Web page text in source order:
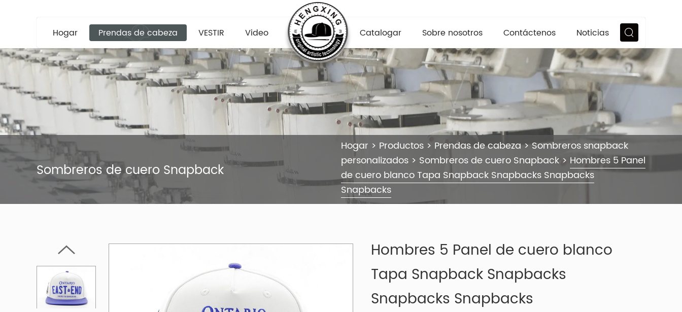
Hogar Prendas de cabeza VESTIR Video Catalogar Sobre nosotros Contáctenos Noticias
Sombreros de cuero Snapback
Hogar > Productos > Prendas de cabeza>Sombreros snapback
personalizados > Sombreros de cuero Snapback > Hombres 5 Panel
de cuero blanco Tapa Snapback Snapbacks Snapbacks
Snapbacks
Hombres 5 Panel de cuero blanco
Tapa Snapback Snapbacks
Snapbacks Snapbacks